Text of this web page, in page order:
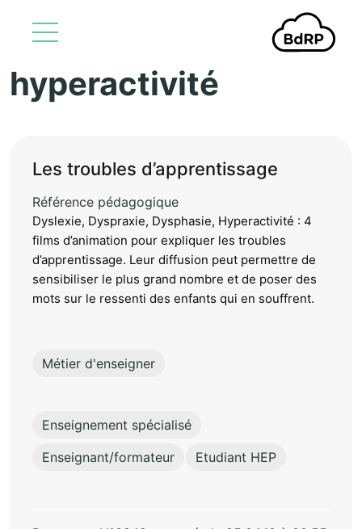
Aller au contenu principal
hyperactivité
Les troubles d’apprentissage
Référence pédagogique
Dyslexie, Dyspraxie, Dysphasie, Hyperactivité : 4
films d’animation pour expliquer les troubles
d’apprentissage. Leur diffusion peut permettre de
sensibiliser le plus grand nombre et de poser des
mots sur le ressenti des enfants qui en souffrent.
Métier d'enseigner
Enseignement spécialisé
Enseignant/formateur
Etudiant HEP